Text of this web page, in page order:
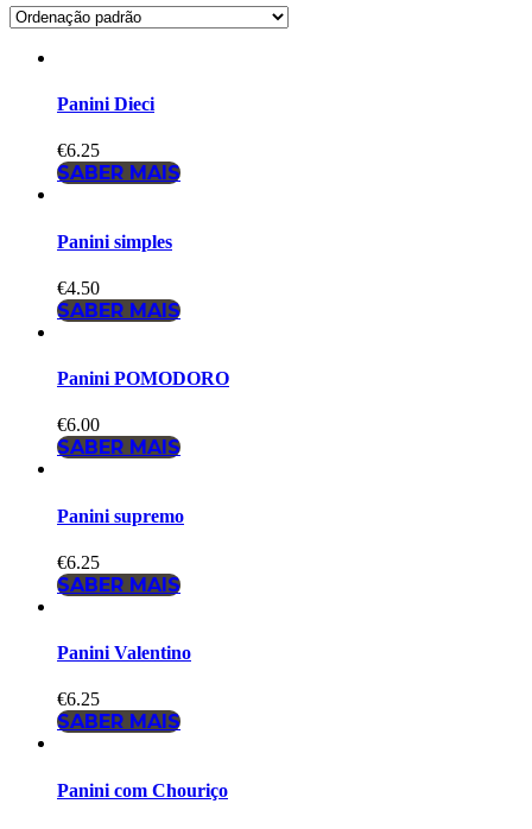
Panini Dieci
€6.25
SABER MAIS
Panini simples
€4.50
SABER MAIS
Panini POMODORO
€6.00
SABER MAIS
Panini supremo
€6.25
SABER MAIS
Panini Valentino
€6.25
SABER MAIS
Panini com Chouriço